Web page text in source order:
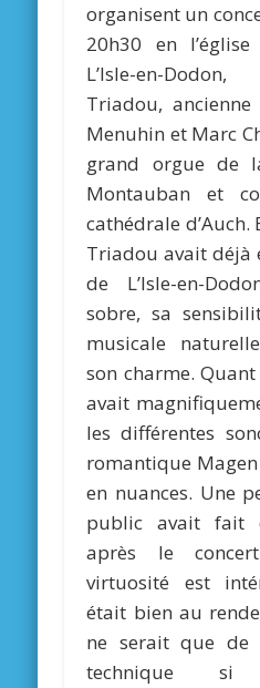
organisent un
20h30 en
L’Isle-en-
Triadou,
Menuhin et Marc
grand orgue de
Montauban et
cathédrale d’Auch.
Triadou avait déjà
de L’Isle-en-
sobre, sa
musicale
son charme.
avait
les différentes
romantique
en nuances. Une
public avait fait
après le
virtuosité est
était bien au
ne serait que de
technique si